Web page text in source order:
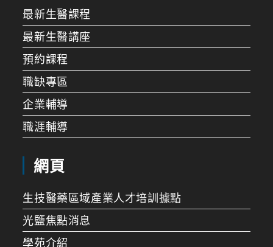
最新生醫課程
最新生醫講座
預約課程
職缺專區
企業輔導
職涯輔導
網頁
生技醫藥區域產業人才培訓據點
光鹽焦點消息
學苑介紹